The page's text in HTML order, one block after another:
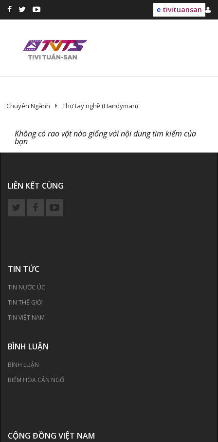
e tivituansan
Chuyên Ngành Thợ tay nghề (Handyman)
Không có rao vặt nào giống với nội dung tìm kiếm của
bạn
LIÊN KẾT CÙNG
TIN TỨC
TIN NƯỚC ÚC
TIN THẾ GIỚI
TIN VIỆT NAM
BÌNH LUẬN
BÌNH LUẬN
BIẾM HOẠ CÁN NGỐ
CỘNG ĐỒNG VIỆT NAM